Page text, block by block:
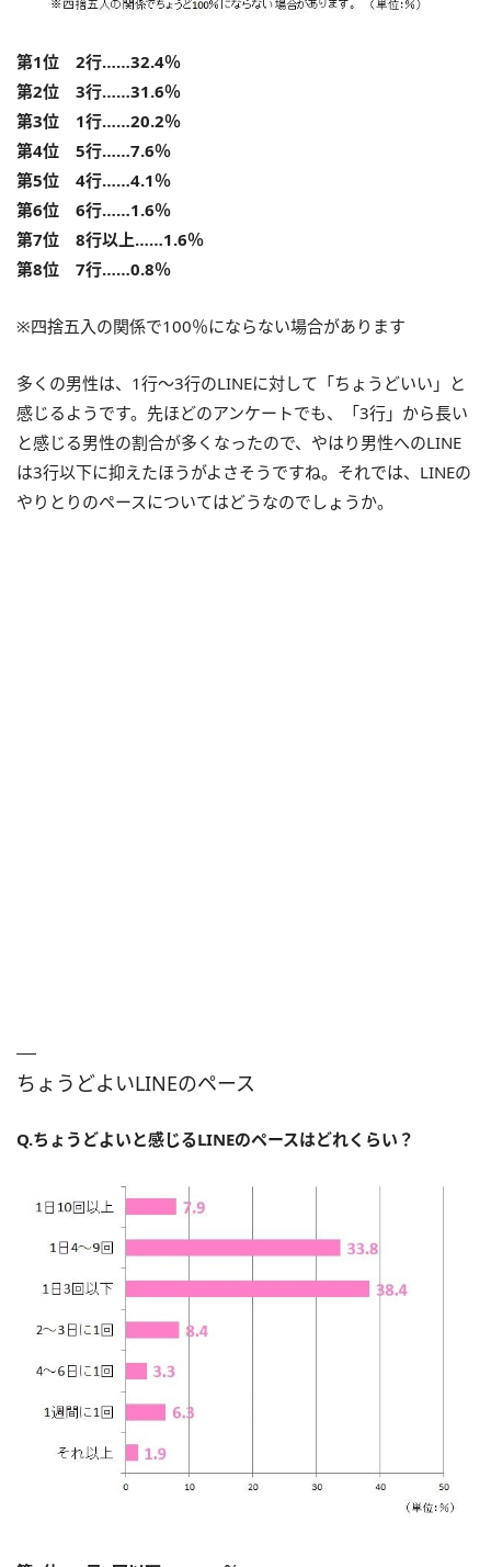
第1位 2行……32.4％
第2位 3行……31.6％
第3位 1行……20.2％
第4位 5行……7.6％
第5位 4行……4.1％
第6位 6行……1.6％
第7位 8行以上……1.6％
第8位 7行……0.8％
※四捨五入の関係で100％にならない場合があります
多くの男性は、1行～3行のLINEに対して「ちょうどいい」と
感じるようです。先ほどのアンケートでも、「3行」から長い
と感じる男性の割合が多くなったので、やはり男性へのLINE
は3行以下に抑えたほうがよさそうですね。それでは、LINEの
やりとりのペースについてはどうなのでしょうか。
ちょうどよいLINEのペース
Q.ちょうどよいと感じるLINEのペースはどれくらい？